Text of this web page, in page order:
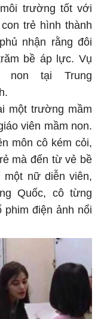
trường tốt với
trẻ hình thành
nhận rằng đôi
bề áp lực. Vụ
non tại Trung
một trường mầm
viên mầm non.
môn cô kém cỏi,
mà đến từ vẻ bề
nữ diễn viên,
Quốc, cô từng
phim điện ảnh nổi